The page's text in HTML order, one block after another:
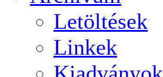
Letöltések
Linkek